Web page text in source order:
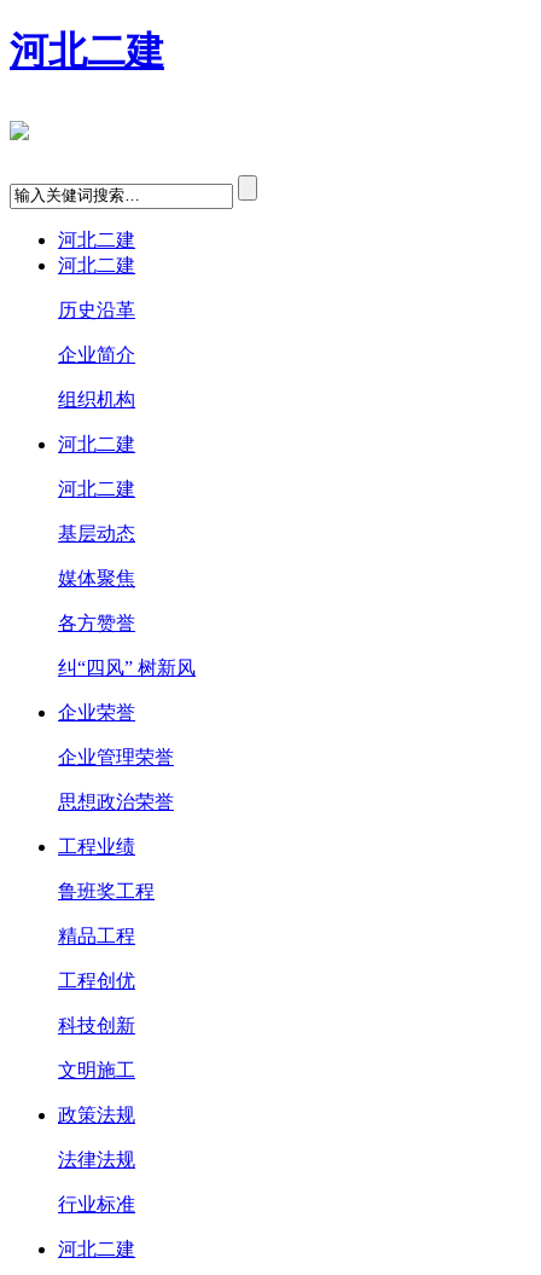
河北二建
河北二建
河北二建
历史沿革
企业简介
组织机构
河北二建
河北二建
基层动态
媒体聚焦
各方赞誉
纠“四风” 树新风
企业荣誉
企业管理荣誉
思想政治荣誉
工程业绩
鲁班奖工程
精品工程
工程创优
科技创新
文明施工
政策法规
法律法规
行业标准
河北二建